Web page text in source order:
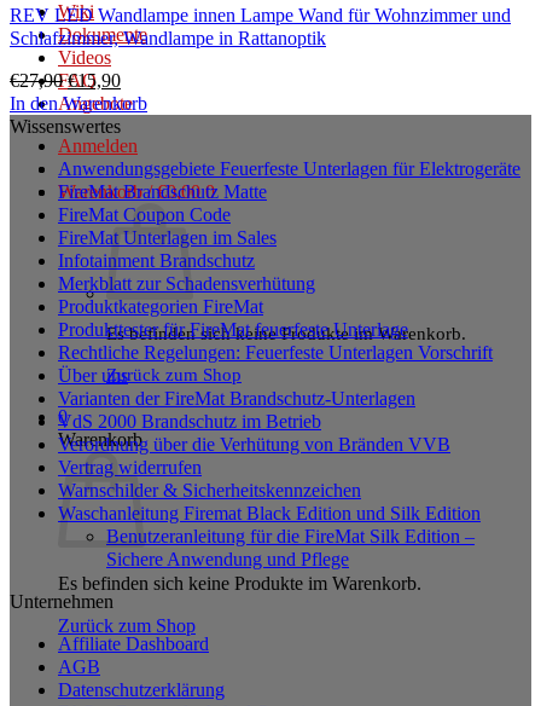
Wiki
Dokumente
Videos
FAQ
Angebote
Anmelden
Warenkorb /€0,00 0
Es befinden sich keine Produkte im Warenkorb.
Zurück zum Shop
0
Warenkorb
Es befinden sich keine Produkte im Warenkorb.
Zurück zum Shop
REV LED Wandlampe innen Lampe Wand für Wohnzimmer und
Schlafzimmer, Wandlampe in Rattanoptik
€27,90Ursprünglicher
Preis
war:
€27,90
€15,90Aktueller
Preis
ist:
€15,90.
In den Warenkorb
Wissenswertes
Anwendungsgebiete Feuerfeste Unterlagen für Elektrogeräte
FireMat Brandschutz Matte
FireMat Coupon Code
FireMat Unterlagen im Sales
Infotainment Brandschutz
Merkblatt zur Schadensverhütung
Produktkategorien FireMat
Produkttester für FireMat feuerfeste Unterlage
Rechtliche Regelungen: Feuerfeste Unterlagen Vorschrift
Über uns
Varianten der FireMat Brandschutz-Unterlagen
VdS 2000 Brandschutz im Betrieb
Verordnung über die Verhütung von Bränden VVB
Vertrag widerrufen
Warnschilder & Sicherheitskennzeichen
Waschanleitung Firemat Black Edition und Silk Edition
Benutzeranleitung für die FireMat Silk Edition –
Sichere Anwendung und Pflege
Unternehmen
Affiliate Dashboard
AGB
Datenschutzerklärung